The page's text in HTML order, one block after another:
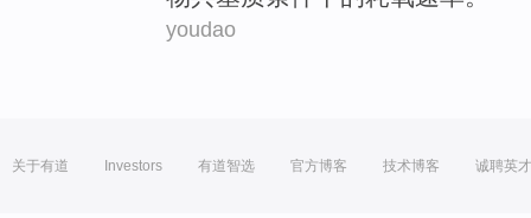
youdao
关于有道 Investors 有道智选 官方博客 技术博客 诚聘英才